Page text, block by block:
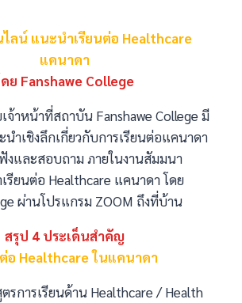
ลน์ แนะนำเรียนต่อ Healthcare
แคนาดา
ย Fanshawe College
าหน้าที่สถาบัน Fanshawe College มี
ำเชิงลึกเกี่ยวกับการเรียนต่อแคนาดา
และสอบถาม ภายในงานสัมมนา
ยนต่อ Healthcare แคนาดา โดย
ผ่านโปรแกรม ZOOM ถึงที่บ้าน
สรุป 4 ประเด็นสำคัญ
อ Healthcare ในแคนาดา
รการเรียนด้าน Healthcare / Health